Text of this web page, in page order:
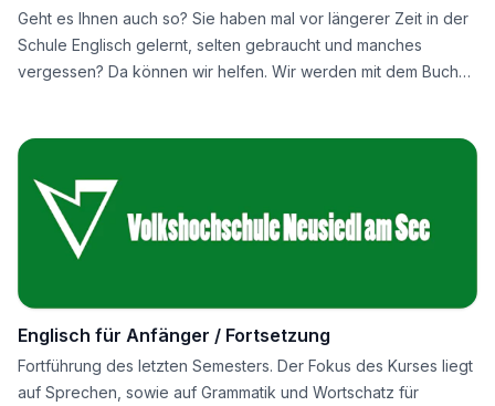
Geht es Ihnen auch so? Sie haben mal vor längerer Zeit in der
Schule Englisch gelernt, selten gebraucht und manches
vergessen? Da können wir helfen. Wir werden mit dem Buch
Konversation üben. Die Grammatik und das Vokabular werden
auch nicht zu kurz kommen.
Englisch für Anfänger / Fortsetzung
Fortführung des letzten Semesters. Der Fokus des Kurses liegt
auf Sprechen, sowie auf Grammatik und Wortschatz für